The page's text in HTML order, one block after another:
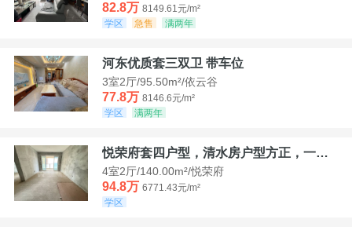
82.8万 8149.61元/m²
学区
急售 满两年
河东优质套三双卫 带车位
3室2厅/95.50m²/依云谷
77.8万 8146.6元/m²
学区
满两年
悦荣府套四户型，清水房户型方正，一口价94，8
4室2厅/140.00m²/悦荣府
94.8万 6771.43元/m²
学区